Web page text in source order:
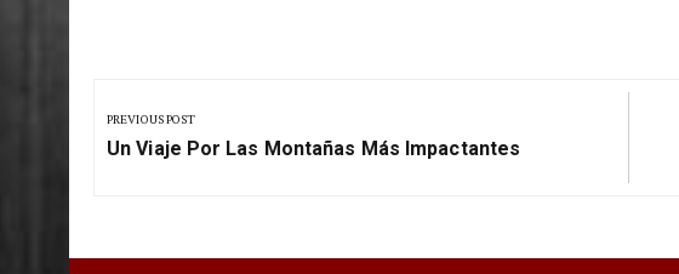
de
entradas
PREVIOUS POST
Previous
Un Viaje Por Las Montañas Más Impactantes